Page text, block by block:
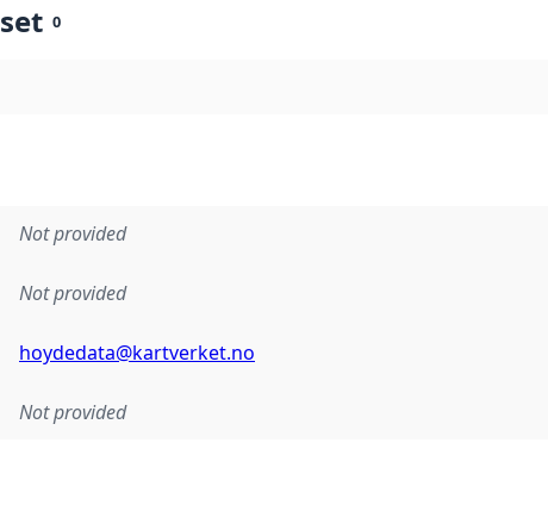
0
Not provided
Not provided
hoydedata@kartverket.no
Not provided